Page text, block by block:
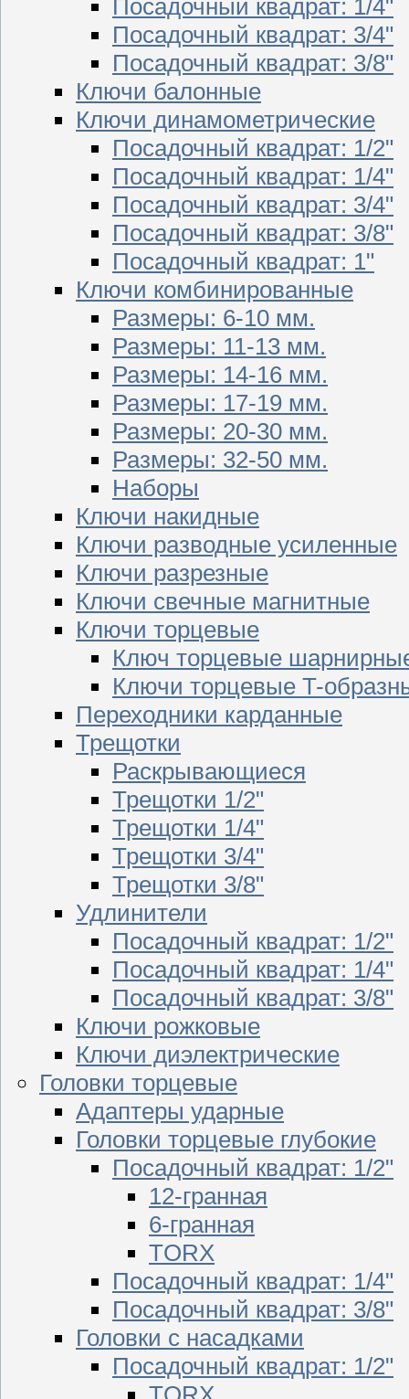
Посадочный квадрат: 1/4"
Посадочный квадрат: 3/4"
Посадочный квадрат: 3/8"
Ключи балонные
Ключи динамометрические
Посадочный квадрат: 1/2"
Посадочный квадрат: 1/4"
Посадочный квадрат: 3/4"
Посадочный квадрат: 3/8"
Посадочный квадрат: 1"
Ключи комбинированные
Размеры: 6-10 мм.
Размеры: 11-13 мм.
Размеры: 14-16 мм.
Размеры: 17-19 мм.
Размеры: 20-30 мм.
Размеры: 32-50 мм.
Наборы
Ключи накидные
Ключи разводные усиленные
Ключи разрезные
Ключи свечные магнитные
Ключи торцевые
Ключ торцевые
Ключи торцевые T-
Переходники карданные
Трещотки
Раскрывающиеся
Трещотки 1/2"
Трещотки 1/4"
Трещотки 3/4"
Трещотки 3/8"
Удлинители
Посадочный квадрат: 1/2"
Посадочный квадрат: 1/4"
Посадочный квадрат: 3/8"
Ключи рожковые
Ключи диэлектрические
Головки торцевые
Адаптеры ударные
Головки торцевые глубокие
Посадочный квадрат: 1/2"
12-гранная
6-гранная
TORX
Посадочный квадрат: 1/4"
Посадочный квадрат: 3/8"
Головки с насадками
Посадочный квадрат: 1/2"